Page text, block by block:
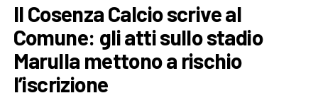
Il Cosenza Calcio scrive al
Comune: gli atti sullo stadio
Marulla mettono a rischio
l’iscrizione